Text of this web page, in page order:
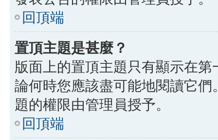
回頂端
置頂主題是甚麼？
版面上的置頂主題只有顯示在
論何時您應該盡可能地閱讀它
題的權限由管理員授予。
回頂端